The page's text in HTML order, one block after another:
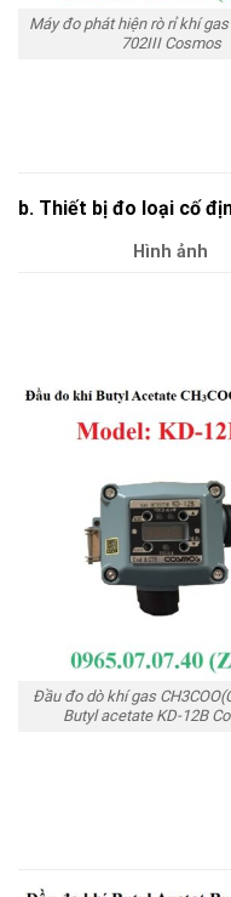
Máy đo phát hiện rò rỉ khí
702III Cosmos
b. Thiết bị đo loại cố
Hình ảnh
Đầu đo dò khí gas
Butyl acetate KD-12B